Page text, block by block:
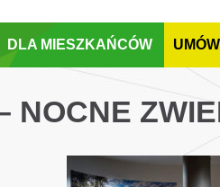
DLA MIESZKAŃCÓW
NOCNE